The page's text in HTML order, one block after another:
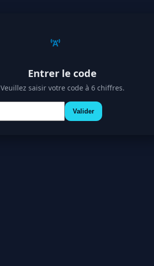
Entrer le code
Veuillez saisir votre code à 6 chiffres.
Valider